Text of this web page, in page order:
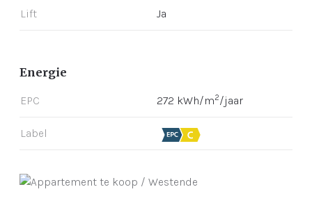
Lift Ja
Energie
EPC 272 kWh/m2/jaar
Label